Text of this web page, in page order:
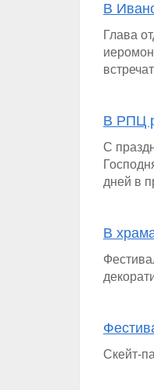
В
Глава
В РПЦ
С
дней в
В
Скейт-